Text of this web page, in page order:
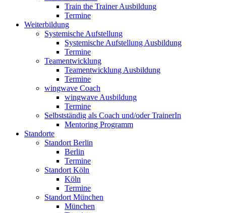
Train the Trainer Ausbildung
Termine
Weiterbildung
Systemische Aufstellung
Systemische Aufstellung Ausbildung
Termine
Teamentwicklung
Teamentwicklung Ausbildung
Termine
wingwave Coach
wingwave Ausbildung
Termine
Selbstständig als Coach und/oder TrainerIn
Mentoring Programm
Standorte
Standort Berlin
Berlin
Termine
Standort Köln
Köln
Termine
Standort München
München